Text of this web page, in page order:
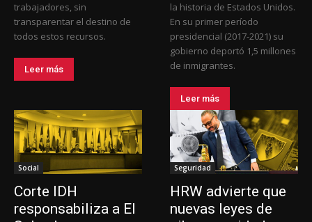
trabajadores, sin
transparentar el destino de
todos estos recursos.
Leer más
la historia de Estados Unidos.
En su primer período
presidencial (2017-2021) su
gobierno deportó 1,5 millones
de inmigrantes.
Leer más
Social
Corte IDH
responsabiliza a El
Seguridad
HRW advierte que
nuevas leyes de